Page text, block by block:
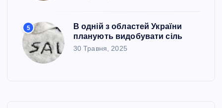
і
5
В одній з областей України
планують видобувати сіль
30 Травня, 2025